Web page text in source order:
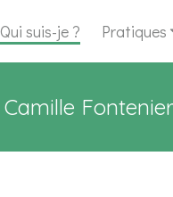
Qui suis-je ? Pratiques
Camille